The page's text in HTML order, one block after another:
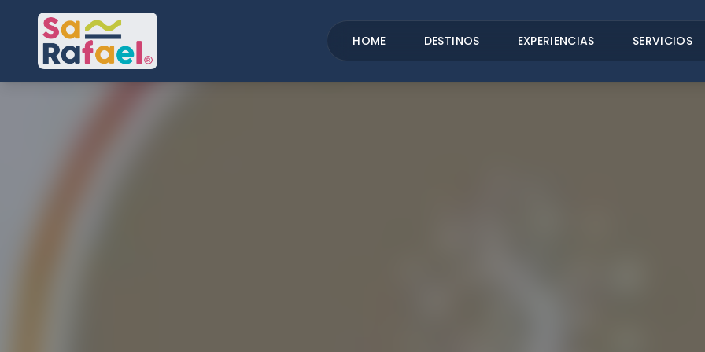
HOME DESTINOS EXPERIENCIAS SERVICIOS